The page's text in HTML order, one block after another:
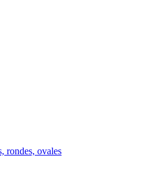
rondes, ovales